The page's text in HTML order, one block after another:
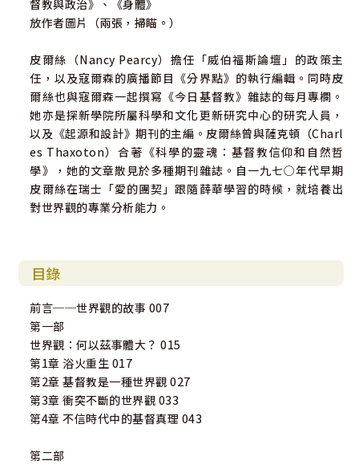
督教與政治》、《身體》
放作者圖片（兩張，掃瞄。）
皮爾絲（Nancy Pearcy）擔任「威伯福斯論壇」的政策主
任，以及寇爾森的廣播節目《分界點》的執行編輯。同時皮
爾絲也與寇爾森一起撰寫《今日基督教》雜誌的每月專欄。
她亦是探新學院所屬科學和文化更新研究中心的研究人員，
以及《起源和設計》期刊的主編。皮爾絲曾與薩克頓（Charl
es Thaxoton）合著《科學的靈魂：基督教信仰和自然哲
學》，她的文章散見於多種期刊雜誌。自一九七○年代早期
皮爾絲在瑞士「愛的團契」跟隨薛華學習的時候，就培養出
對世界觀的專業分析能力。
目錄
前言──世界觀的故事 007
第一部
世界觀：何以茲事體大？ 015
第1章 浴火重生 017
第2章 基督教是一種世界觀 027
第3章 衝突不斷的世界觀 033
第4章 不信時代中的基督真理 043
第二部